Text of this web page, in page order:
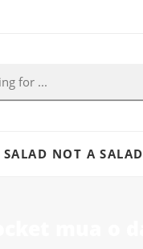
SALAD NOT A SALAD